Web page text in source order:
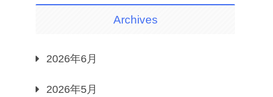
Archives
2026年6月
2026年5月